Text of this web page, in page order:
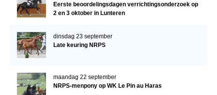
Eerste beoordelingsdagen verrichtingsonderzoek op
2 en 3 oktober in Lunteren
dinsdag 23 september
Late keuring NRPS
maandag 22 september
NRPS-menpony op WK Le Pin au Haras